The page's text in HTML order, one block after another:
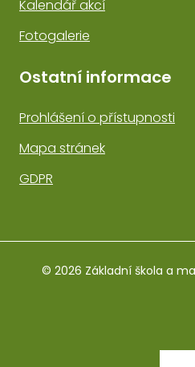
Kalendář akcí
Fotogalerie
Ostatní informace
Prohlášení o přístupnosti
Mapa stránek
GDPR
© 2026 Základní škola a